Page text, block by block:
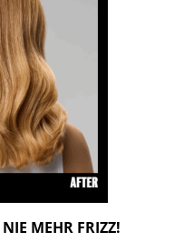
NIE MEHR FRIZZ!